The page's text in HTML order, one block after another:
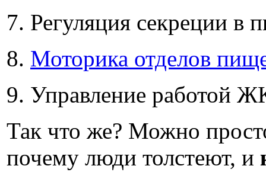
7. Регуляция секреции в
8. Моторика отделов
9. Управление работой
Так что же? Можно
почему люди толстеют, и